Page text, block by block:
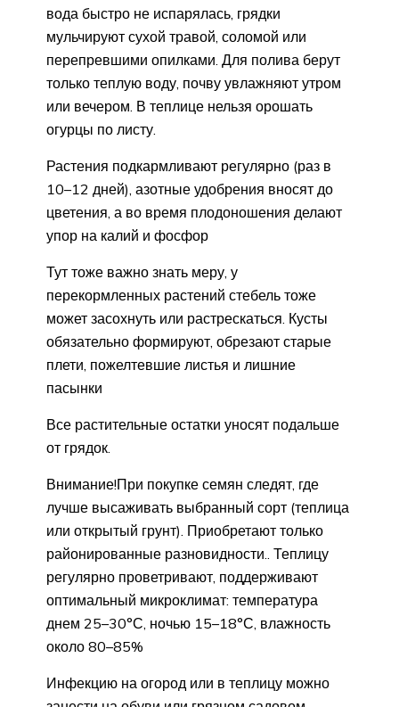
вода быстро не испарялась, грядки
мульчируют сухой травой, соломой или
перепревшими опилками. Для полива берут
только теплую воду, почву увлажняют утром
или вечером. В теплице нельзя орошать
огурцы по листу.
Растения подкармливают регулярно (раз в
10–12 дней), азотные удобрения вносят до
цветения, а во время плодоношения делают
упор на калий и фосфор
Тут тоже важно знать меру, у
перекормленных растений стебель тоже
может засохнуть или растрескаться. Кусты
обязательно формируют, обрезают старые
плети, пожелтевшие листья и лишние
пасынки
Все растительные остатки уносят подальше
от грядок.
Внимание!При покупке семян следят, где
лучше высаживать выбранный сорт (теплица
или открытый грунт). Приобретают только
районированные разновидности.. Теплицу
регулярно проветривают, поддерживают
оптимальный микроклимат: температура
днем 25–30°С, ночью 15–18°С, влажность
около 80–85%
Инфекцию на огород или в теплицу можно